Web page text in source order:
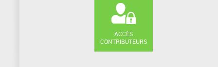
ACCÈS
CONTRIBUTEURS